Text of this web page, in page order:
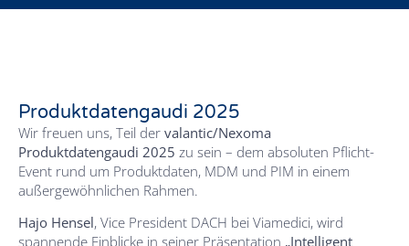
Produktdatengaudi 2025
Wir freuen uns, Teil der valantic/Nexoma
Produktdatengaudi 2025 zu sein – dem absoluten Pflicht-
Event rund um Produktdaten, MDM und PIM in einem
außergewöhnlichen Rahmen.
Hajo Hensel, Vice President DACH bei Viamedici, wird
spannende Einblicke in seiner Präsentation „Intelligent